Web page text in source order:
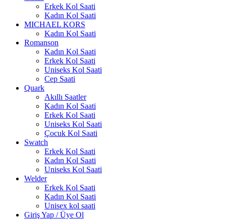
Erkek Kol Saati
Kadın Kol Saati
MICHAEL KORS
Kadın Kol Saati
Romanson
Kadın Kol Saati
Erkek Kol Saati
Uniseks Kol Saati
Cep Saati
Quark
Akıllı Saatler
Kadın Kol Saati
Erkek Kol Saati
Uniseks Kol Saati
Çocuk Kol Saati
Swatch
Erkek Kol Saati
Kadın Kol Saati
Uniseks Kol Saati
Welder
Erkek Kol Saati
Kadın Kol Saati
Unisex kol saati
Giriş Yap / Üye Ol